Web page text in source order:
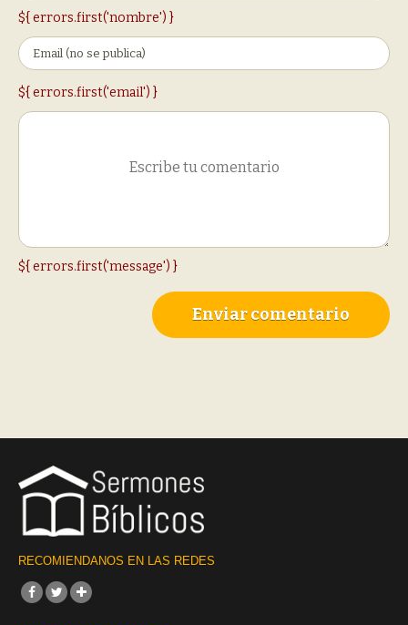
${ errors.first('nombre') }
${ errors.first('email') }
${ errors.first('message') }
Enviar comentario
RECOMIENDANOS EN LAS REDES